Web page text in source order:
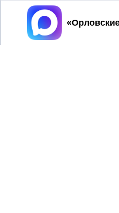
Принять